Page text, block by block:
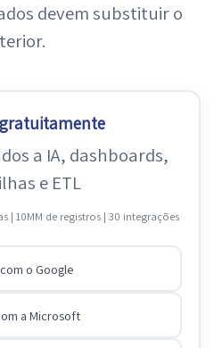
devem substituir o
a IA, dashboards,
e ETL
| 10MM de registros | 30 integrações
o Google
a Microsoft